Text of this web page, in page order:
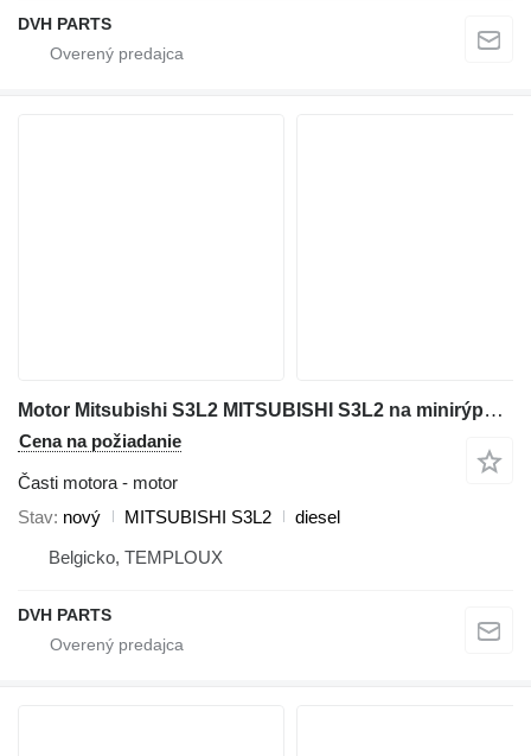
DVH PARTS
Motor Mitsubishi S3L2 MITSUBISHI S3L2 na minirýpadla Volvo EC25
Cena na požiadanie
Časti motora - motor
Stav nový MITSUBISHI S3L2
diesel
Belgicko, TEMPLOUX
DVH PARTS